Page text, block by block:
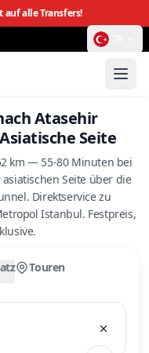
auf alle Transfers!
Atasehir
Seite
km — 55-80 Minuten bei
Seite über die
Direktservice zu
Istanbul. Festpreis,
Touren